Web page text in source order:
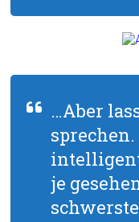
…Aber
je